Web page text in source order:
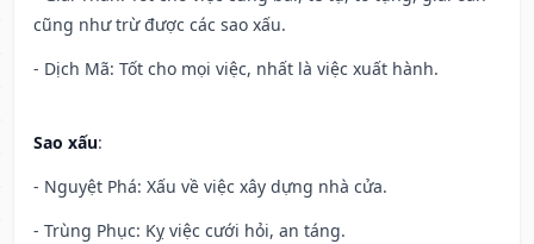
cũng như trừ được các sao xấu.
- Dịch Mã: Tốt cho mọi việc, nhất là việc xuất hành.
Sao xấu:
- Nguyệt Phá: Xấu về việc xây dựng nhà cửa.
- Trùng Phục: Kỵ việc cưới hỏi, an táng.